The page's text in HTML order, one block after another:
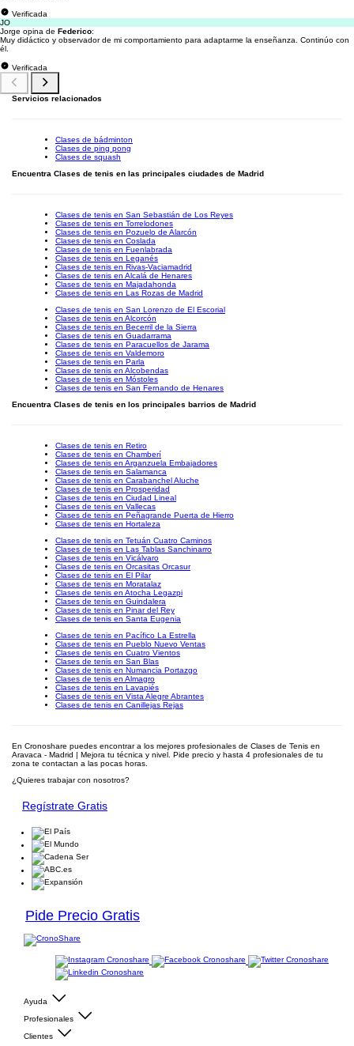
Verificada
JO
Jorge opina de Federico:
Muy didáctico y observador de mi comportamiento para adaptarme la enseñanza. Continúo con
él.
Verificada
Servicios relacionados
Clases de bádminton
Clases de ping pong
Clases de squash
Encuentra Clases de tenis en las principales ciudades de Madrid
Clases de tenis en San Sebastián de Los Reyes
Clases de tenis en Torrelodones
Clases de tenis en Pozuelo de Alarcón
Clases de tenis en Coslada
Clases de tenis en Fuenlabrada
Clases de tenis en Leganés
Clases de tenis en Rivas-Vaciamadrid
Clases de tenis en Alcalá de Henares
Clases de tenis en Majadahonda
Clases de tenis en Las Rozas de Madrid
Clases de tenis en San Lorenzo de El Escorial
Clases de tenis en Alcorcón
Clases de tenis en Becerril de la Sierra
Clases de tenis en Guadarrama
Clases de tenis en Paracuellos de Jarama
Clases de tenis en Valdemoro
Clases de tenis en Parla
Clases de tenis en Alcobendas
Clases de tenis en Móstoles
Clases de tenis en San Fernando de Henares
Encuentra Clases de tenis en los principales barrios de Madrid
Clases de tenis en Retiro
Clases de tenis en Chamberí
Clases de tenis en Arganzuela Embajadores
Clases de tenis en Salamanca
Clases de tenis en Carabanchel Aluche
Clases de tenis en Prosperidad
Clases de tenis en Ciudad Lineal
Clases de tenis en Vallecas
Clases de tenis en Peñagrande Puerta de Hierro
Clases de tenis en Hortaleza
Clases de tenis en Tetuán Cuatro Caminos
Clases de tenis en Las Tablas Sanchinarro
Clases de tenis en Vicálvaro
Clases de tenis en Orcasitas Orcasur
Clases de tenis en El Pilar
Clases de tenis en Moratalaz
Clases de tenis en Atocha Legazpi
Clases de tenis en Guindalera
Clases de tenis en Pinar del Rey
Clases de tenis en Santa Eugenia
Clases de tenis en Pacífico La Estrella
Clases de tenis en Pueblo Nuevo Ventas
Clases de tenis en Cuatro Vientos
Clases de tenis en San Blas
Clases de tenis en Numancia Portazgo
Clases de tenis en Almagro
Clases de tenis en Lavapiés
Clases de tenis en Vista Alegre Abrantes
Clases de tenis en Canillejas Rejas
En Cronoshare puedes encontrar a los mejores profesionales de Clases de Tenis en
Aravaca - Madrid | Mejora tu técnica y nivel. Pide precio y hasta 4 profesionales de tu
zona te contactan a las pocas horas.
¿Quieres trabajar con nosotros?
Regístrate Gratis
Pide Precio Gratis
Ayuda
Profesionales
Clientes